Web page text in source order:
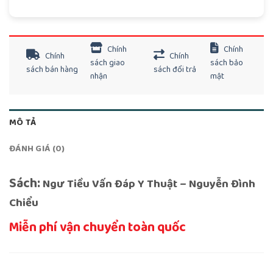
Chính
sách bán hàng
Chính
sách giao
nhận
Chính
sách đổi trả
Chính
sách bảo
mật
MÔ TẢ
ĐÁNH GIÁ (0)
Sách:Ngư Tiều Vấn Đáp Y Thuật – Nguyễn Đình
Chiểu
Miễn phí vận chuyển toàn quốc